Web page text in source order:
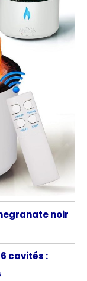
noir
cavités :